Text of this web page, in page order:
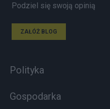
Podziel się swoją opinią
ZAŁÓŻ BLOG
Polityka
Gospodarka